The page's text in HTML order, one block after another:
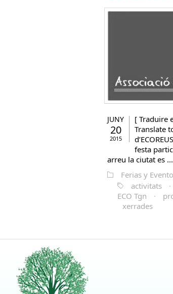
JUNY
20
2015
[ Traduire
Translate
festa
arreu la ciutat es ...
Ferias y
activitats
·
ECO Tgn
·
xerrades